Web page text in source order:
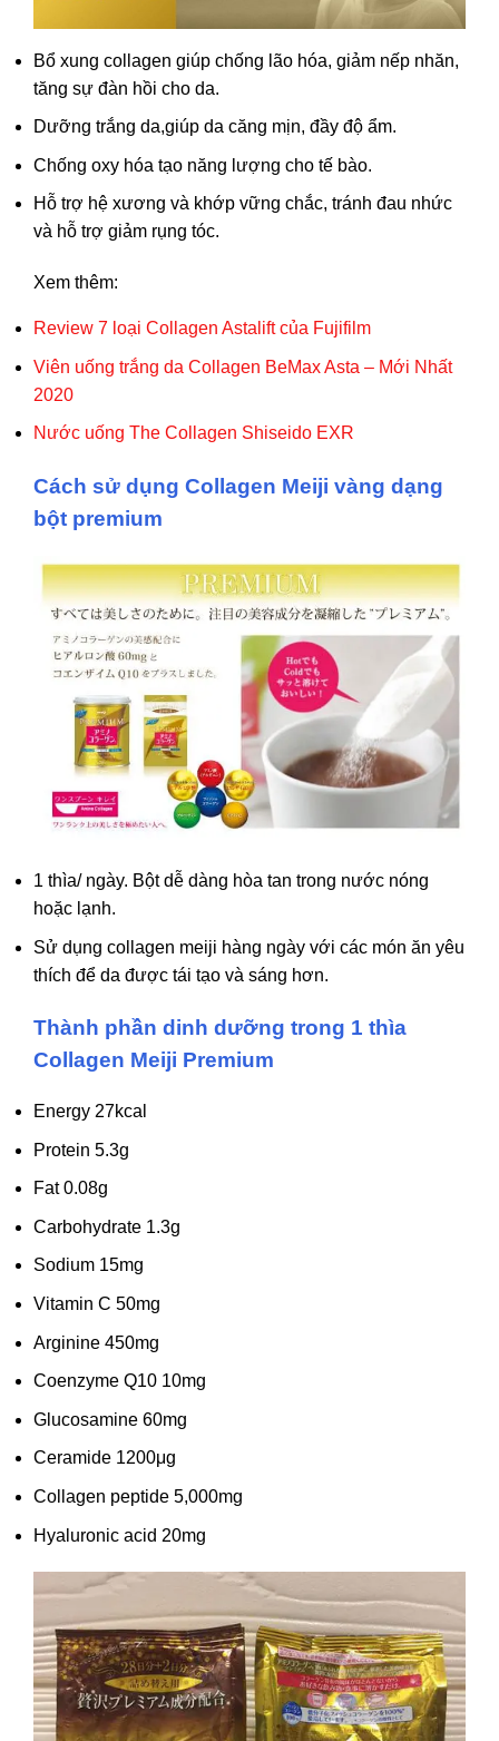
Bổ xung collagen giúp chống lão hóa, giảm nếp nhăn,
tăng sự đàn hồi cho da.
Dưỡng trắng da,giúp da căng mịn, đầy độ ẩm.
Chống oxy hóa tạo năng lượng cho tế bào.
Hỗ trợ hệ xương và khớp vững chắc, tránh đau nhức
và hỗ trợ giảm rụng tóc.
Xem thêm:
Review 7 loại Collagen Astalift của Fujifilm
Viên uống trắng da Collagen BeMax Asta – Mới Nhất
2020
Nước uống The Collagen Shiseido EXR
Cách sử dụng Collagen Meiji vàng dạng
bột premium
1 thìa/ ngày. Bột dễ dàng hòa tan trong nước nóng
hoặc lạnh.
Sử dụng collagen meiji hàng ngày với các món ăn yêu
thích để da được tái tạo và sáng hơn.
Thành phần dinh dưỡng trong 1 thìa
Collagen Meiji Premium
Energy 27kcal
Protein 5.3g
Fat0.08g
Carbohydrate 1.3g
Sodium 15mg
Vitamin C 50mg
Arginine 450mg
Coenzyme Q10 10mg
Glucosamine 60mg
Ceramide 1200μg
Collagen peptide 5,000mg
Hyaluronic acid 20mg